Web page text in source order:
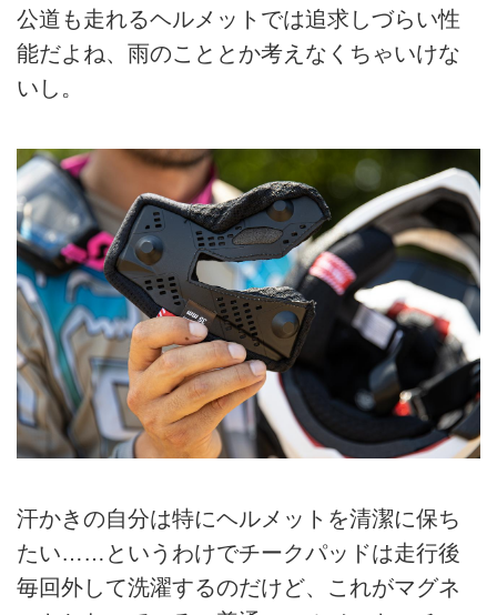
公道も走れるヘルメットでは追求しづらい性
能だよね、雨のこととか考えなくちゃいけな
いし。
汗かきの自分は特にヘルメットを清潔に保ち
たい……というわけでチークパッドは走行後
毎回外して洗濯するのだけど、これがマグネ